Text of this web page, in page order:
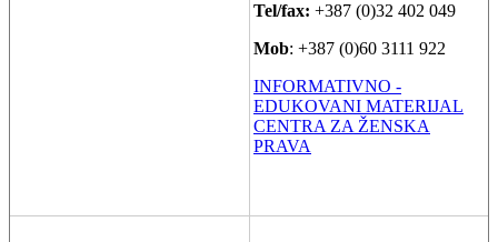
Tel/fax: +387 (0)32 402 049
Mob: +387 (0)60 3111 922
INFORMATIVNO -
EDUKOVANI MATERIJAL
CENTRA ZA ŽENSKA
PRAVA